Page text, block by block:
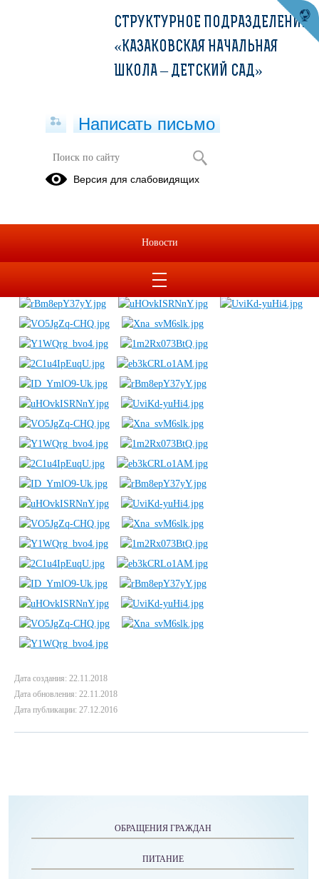
Акция "Здоровье в порядке -
спасибо зарядке!"
Дата создания: 22.11.2018
Дата обновления: 22.11.2018
Дата публикации: 27.12.2016
ОБРАЩЕНИЯ ГРАЖДАН
ПИТАНИЕ
СТРУКТУРНОЕ ПОДРАЗДЕЛЕНИЕ
«КАЗАКОВСКАЯ НАЧАЛЬНАЯ
ШКОЛА – ДЕТСКИЙ САД»
Написать письмо
Версия для слабовидящих
Новости